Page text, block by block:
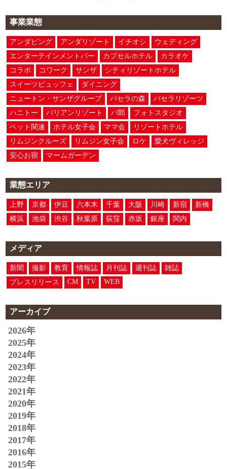
事業業態
アンダピング アンダリゾート イチオシ
ウェディング
エンターテインメントバー
カプセルホテル
カラオケ
コラボ
コワーク サンザ
シティリゾートホテル
スイーツビュッフェ
ダイニング
ニュートン・サンザグループ
パセラの森
パセラリゾーツ
ハニトー
バリアンリゾート パ郎
フォトスタジオ
ペット関連
ホテル女子会 ママ会
リゾートホテル
リムジンクルーズ
リムジン女子会 ロケ
愛犬ヴィレッジ
安心お宿
マームガーデン
業態エリア
上野 京都 伊豆 六本木 千葉 大阪 川崎 新宿
新橋
横浜
池袋 渋谷 秋葉原 荻窪 赤坂 銀座 関内
メディア
新聞 撮影 教育 情報誌 月刊誌 週刊誌
雑誌
プレスリリース
CM TV WEB
アーカイブ
2026年
2025年
2024年
2023年
2022年
2021年
2020年
2019年
2018年
2017年
2016年
2015年